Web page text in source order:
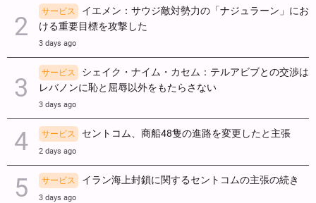
サービス
イエメン：サウジ敵対勢力の「ナジュラーン」にお
ける重要目標を攻撃した
3 days ago
サービス
シェイク・ナイム・カセム：テルアビブとの交渉は
レバノンに恥と屈辱以外をもたらさない
3 days ago
サービス セントコム、商船48隻の進路を変更したと主張
2 days ago
サービス イラン海上封鎖に関するセントコムの主張の続き
3 days ago